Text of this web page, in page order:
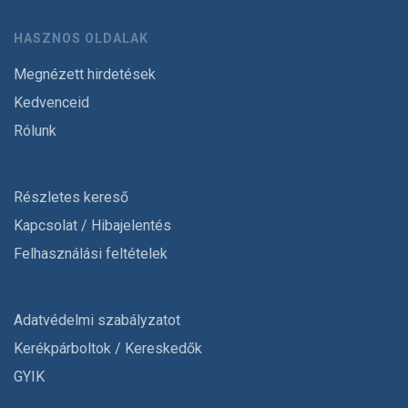
HASZNOS OLDALAK
Megnézett hirdetések
Kedvenceid
Rólunk
Részletes kereső
Kapcsolat / Hibajelentés
Felhasználási feltételek
Adatvédelmi szabályzatot
Kerékpárboltok / Kereskedők
GYIK